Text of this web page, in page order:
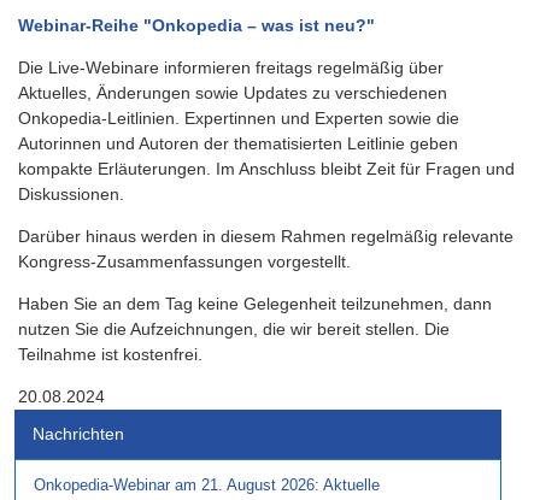
Webinar-Reihe "Onkopedia – was ist neu?"
Die Live-Webinare informieren freitags regelmäßig über
Aktuelles, Änderungen sowie Updates zu verschiedenen
Onkopedia-Leitlinien. Expertinnen und Experten sowie die
Autorinnen und Autoren der thematisierten Leitlinie geben
kompakte Erläuterungen. Im Anschluss bleibt Zeit für Fragen und
Diskussionen.
Darüber hinaus werden in diesem Rahmen regelmäßig relevante
Kongress-Zusammenfassungen vorgestellt.
Haben Sie an dem Tag keine Gelegenheit teilzunehmen, dann
nutzen Sie die Aufzeichnungen, die wir bereit stellen. Die
Teilnahme ist kostenfrei.
20.08.2024
Nachrichten
Onkopedia-Webinar am 21. August 2026: Aktuelle